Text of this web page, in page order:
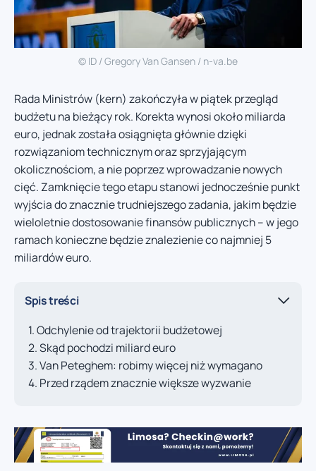
© ID / Gregory Van Gansen / n-va.be
Rada Ministrów (kern) zakończyła w piątek przegląd
budżetu na bieżący rok. Korekta wynosi około miliarda
euro, jednak została osiągnięta głównie dzięki
rozwiązaniom technicznym oraz sprzyjającym
okolicznościom, a nie poprzez wprowadzanie nowych
cięć. Zamknięcie tego etapu stanowi jednocześnie punkt
wyjścia do znacznie trudniejszego zadania, jakim będzie
wieloletnie dostosowanie finansów publicznych – w jego
ramach konieczne będzie znalezienie co najmniej 5
miliardów euro.
Spis treści
Odchylenie od trajektorii budżetowej
Skąd pochodzi miliard euro
Van Peteghem: robimy więcej niż wymagano
Przed rządem znacznie większe wyzwanie